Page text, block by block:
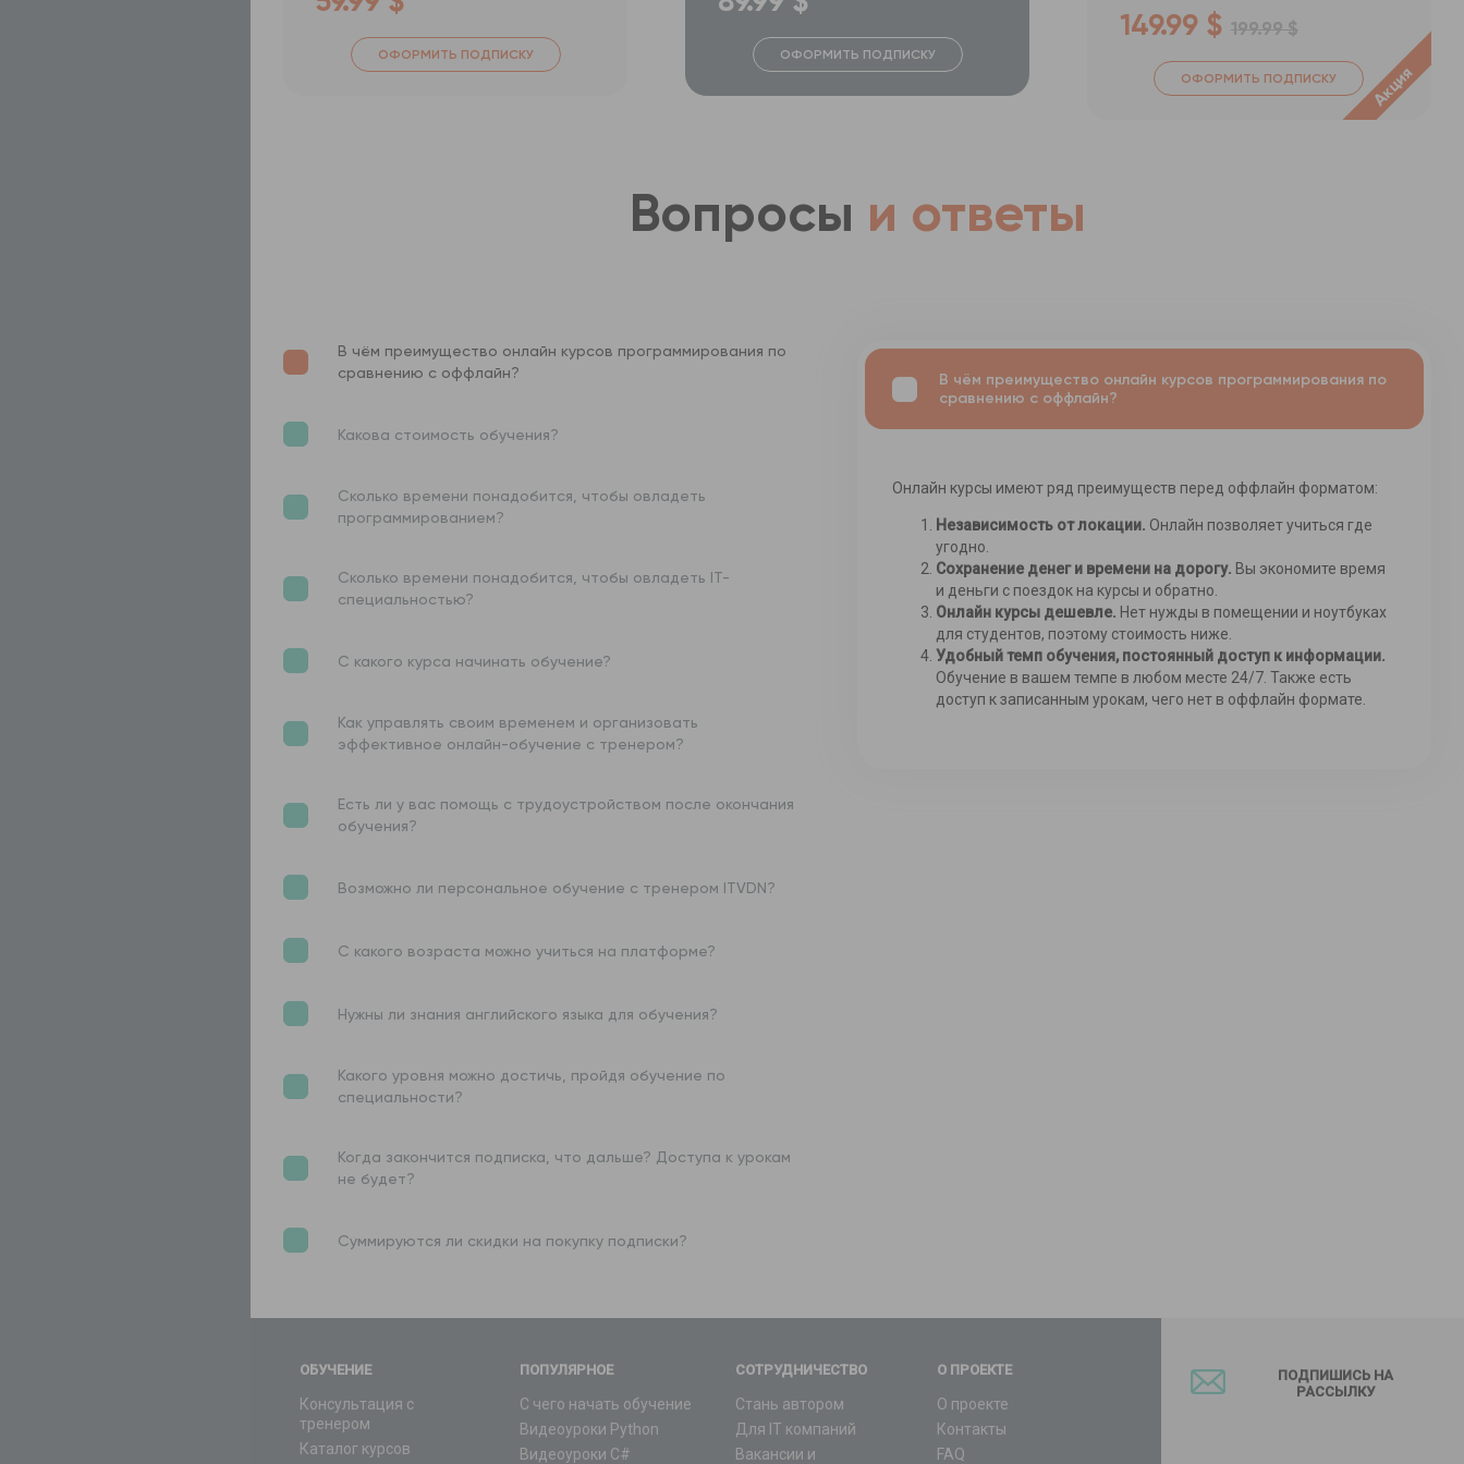
ОФОРМИТЬ ПОДПИСКУ ОФОРМИТЬ ПОДПИСКУ
149.99 $ 199.99 $
ОФОРМИТЬ ПОДПИСКУ Акция
Вопросы и ответы
В чём преимущество онлайн курсов программирования по
сравнению с оффлайн?
Какова стоимость обучения?
Сколько времени понадобится, чтобы овладеть
программированием?
Сколько времени понадобится, чтобы овладеть IT-
специальностью?
С какого курса начинать обучение?
Как управлять своим временем и организовать
эффективное онлайн-обучение с тренером?
Есть ли у вас помощь с трудоустройством после окончания
обучения?
Возможно ли персональное обучение с тренером ITVDN?
С какого возраста можно учиться на платформе?
Нужны ли знания английского языка для обучения?
Какого уровня можно достичь, пройдя обучение по
специальности?
Когда закончится подписка, что дальше? Доступа к урокам
не будет?
Суммируются ли скидки на покупку подписки?
В чём преимущество онлайн курсов программирования по
сравнению с оффлайн?
Онлайн курсы имеют ряд преимуществ перед оффлайн форматом:
Независимость от локации. Онлайн позволяет учиться где
угодно.
Сохранение денег и времени на дорогу. Вы экономите время
и деньги с поездок на курсы и обратно.
Онлайн курсы дешевле. Нет нужды в помещении и ноутбуках
для студентов, поэтому стоимость ниже.
Удобный темп обучения, постоянный доступ к информации.
Обучение в вашем темпе в любом месте 24/7. Также есть
доступ к записанным урокам, чего нет в оффлайн формате.
ОБУЧЕНИЕ
Консультация с
тренером
Каталог курсов
ПОПУЛЯРНОЕ
С чего начать обучение
Видеоуроки Python
Видеоуроки C#
СОТРУДНИЧЕСТВО
Стань автором
Для IT компаний
Вакансии и
О ПРОЕКТЕ
О проекте
Контакты
FAQ
ПОДПИШИСЬ НА
РАССЫЛКУ